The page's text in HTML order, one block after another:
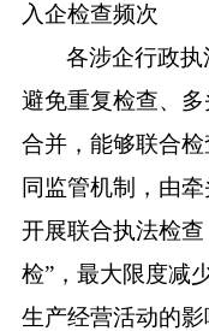
入企检查频次
各涉企行政执
避免重复检查、
合并，能够联合
同监管机制，由
开展联合执法检
检”，最大限度减
生产经营活动的